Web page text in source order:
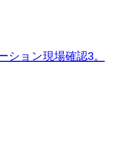
ョン現場確認3。